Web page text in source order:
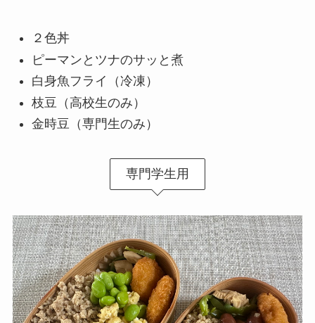
２色丼
ピーマンとツナのサッと煮
白身魚フライ（冷凍）
枝豆（高校生のみ）
金時豆（専門生のみ）
専門学生用